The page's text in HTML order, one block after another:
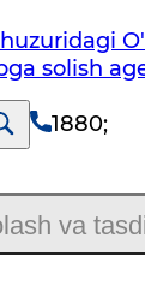
solish
1880;
va